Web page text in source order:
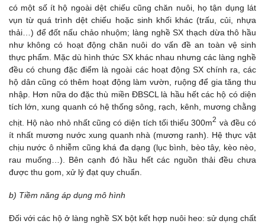
có một số ít hộ ngoài dệt chiếu cũng chăn nuôi, họ tận dụng lát
vụn từ quá trình dệt chiếu hoặc sinh khối khác (trấu, củi, nhựa
thải…) để đốt nấu chảo nhuộm; làng nghề SX thạch dừa thô hầu
như không có hoạt động chăn nuôi do vấn đề an toàn vệ sinh
thực phẩm. Mặc dù hình thức SX khác nhau nhưng các làng nghề
đều có chung đặc điểm là ngoài các hoạt động SX chính ra, các
hộ dân cũng có thêm hoạt động làm vườn, ruộng để gia tăng thu
nhập. Hơn nữa do đặc thù miền ĐBSCL là hầu hết các hộ có diện
tích lớn, xung quanh có hệ thống sông, rạch, kênh, mương chằng
chịt. Hộ nào nhỏ nhất cũng có diện tích tối thiểu 300m2 và đều có
ít nhất mương nước xung quanh nhà (mương ranh). Hệ thực vật
chịu nước ô nhiễm cũng khá đa dạng (lục bình, bèo tây, kèo nèo,
rau muống…). Bên cạnh đó hầu hết các nguồn thải đều chưa
được thu gom, xử lý đạt quy chuẩn.
b) Tiềm năng áp dụng mô hình
Đối với các hộ ở làng nghề SX bột kết hợp nuôi heo: sử dụng chất